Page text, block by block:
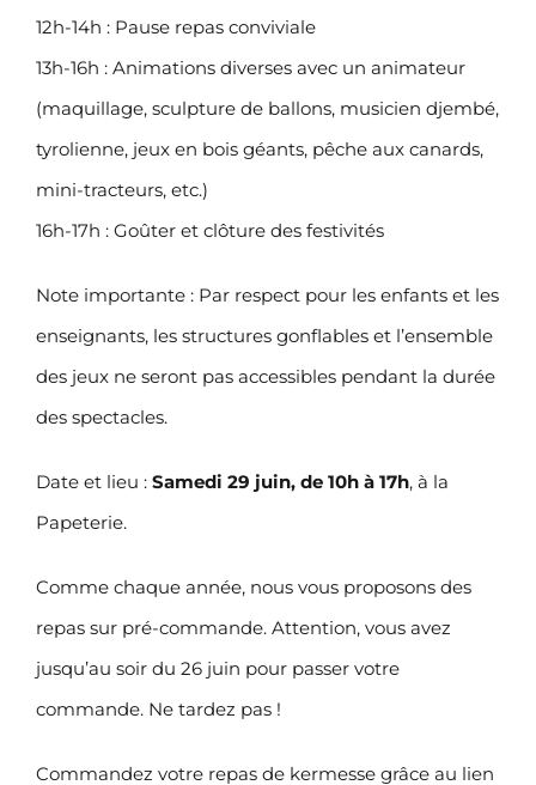
12h-14h : Pause repas conviviale
13h-16h : Animations diverses avec un animateur
(maquillage, sculpture de ballons, musicien djembé,
tyrolienne, jeux en bois géants, pêche aux canards,
mini-tracteurs, etc.)
16h-17h : Goûter et clôture des festivités
Note importante : Par respect pour les enfants et les
enseignants, les structures gonflables et l’ensemble
des jeux ne seront pas accessibles pendant la durée
des spectacles.
Date et lieu : Samedi 29 juin, de 10h à 17h, à la
Papeterie.
Comme chaque année, nous vous proposons des
repas sur pré-commande. Attention, vous avez
jusqu’au soir du 26 juin pour passer votre
commande. Ne tardez pas !
Commandez votre repas de kermesse grâce au lien